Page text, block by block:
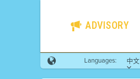
ADVISORY
Languages: 中文